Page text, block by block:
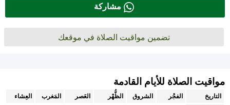
مشاركة
تضمين مواقيت الصلاة في موقعك
مواقيت الصلاة للأيام القادمة
التاريخ الفجْر الشروق الظُّهْر العَصر المَغرب
العِشاء